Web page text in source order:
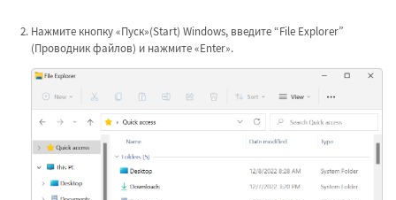
Нажмите кнопку «Пуск»(Start) Windows, введите “File Explorer”
(Проводник файлов) и нажмите «Enter».